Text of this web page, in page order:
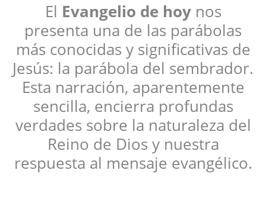
El Evangelio de hoynos
presenta una de las parábolas
más conocidas y significativas de
Jesús: la parábola del sembrador.
Esta narración, aparentemente
sencilla, encierra profundas
verdades sobre la naturaleza del
Reino de Dios y nuestra
respuesta al mensaje evangélico.